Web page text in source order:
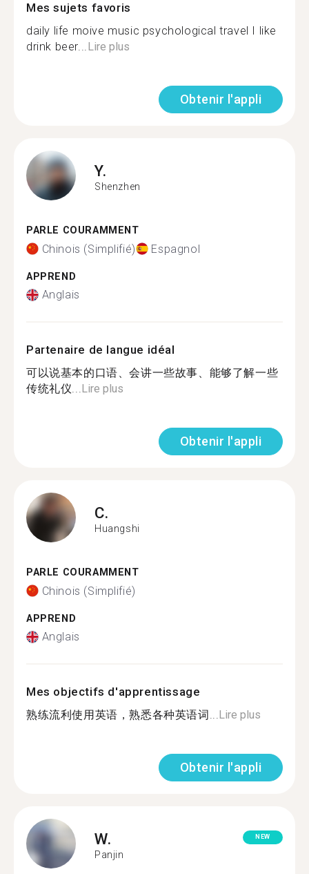
Mes sujets favoris
daily life moive music psychological travel I like
drink beer...Lire plus
Obtenir l'appli
Y.
Shenzhen
PARLE COURAMMENT
Chinois (Simplifié) Espagnol
APPREND
Anglais
Partenaire de langue idéal
可以说基本的口语、会讲一些故事、能够了解一些
传统礼仪...Lire plus
Obtenir l'appli
C.
Huangshi
PARLE COURAMMENT
Chinois (Simplifié)
APPREND
Anglais
Mes objectifs d'apprentissage
熟练流利使用英语，熟悉各种英语词...Lire plus
Obtenir l'appli
W.
Panjin
NEW